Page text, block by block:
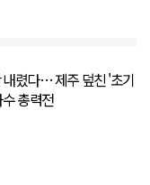
내렸다… 제주 덮친 '초기
총력전